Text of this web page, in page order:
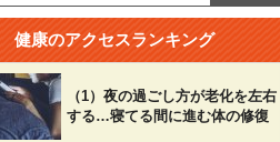
健康のアクセスランキング
（1）夜の過ごし方が老化を左右
する…寝てる間に進む体の修復